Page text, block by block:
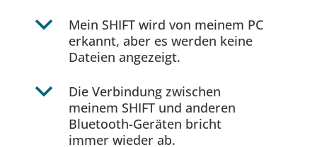
b
Mein SHIFT wird von meinem PC
erkannt, aber es werden keine
Dateien angezeigt.
b
Die Verbindung zwischen
meinem SHIFT und anderen
Bluetooth-Geräten bricht
immer wieder ab.